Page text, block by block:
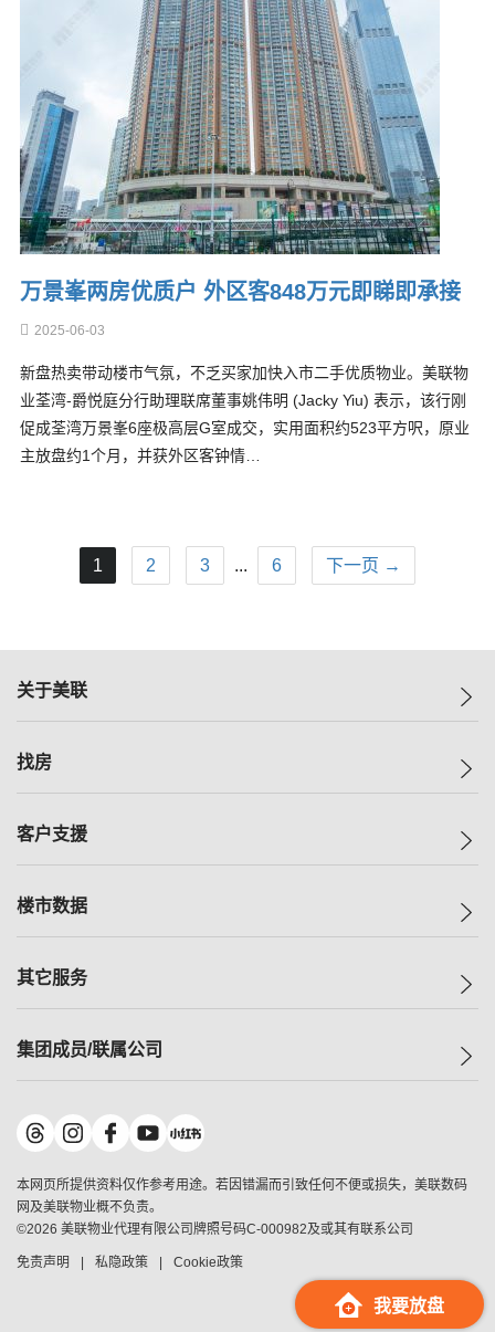
万景峯两房优质户 外区客848万元即睇即承接
2025-06-03
新盘热卖带动楼市气氛，不乏买家加快入市二手优质物业。美联物
业荃湾-爵悦庭分行助理联席董事姚伟明 (Jacky Yiu) 表示，该行刚
促成荃湾万景峯6座极高层G室成交，实用面积约523平方呎，原业
主放盘约1个月，并获外区客钟情…
1 2 3 ... 6 下一页 →
我要放盘
关于美联
美联集团
人才招募
找房
一手新房
减价
美联豪宅
独家楼盘
租房
客户支援
自助放盘
查询热线
按揭计算机
负担能力计算机
转按计算机
缴款方式
楼市数据
指数
历史成交
小区成交排行榜
地区百科
其它服务
小区专页
美联精英会
美善会
地产经纪人管理协会
申报已递交的购楼开盘
集团成员/联属公司
美联物业
鋑联控股*
美联工商铺*
美联中国
美联澳门
美联金融集团
本网页所提供资料仅作参考用途。若因错漏而引致任何不便或损失，美联数码
网及美联物业概不负责。
©2026 美联物业代理有限公司牌照号码C-000982及或其有联系公司
免责声明 私隐政策 Cookie政策